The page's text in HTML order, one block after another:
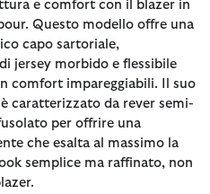
e comfort con il blazer in
Questo modello offre una
capo sartoriale,
jersey morbido e flessibile
comfort impareggiabili. Il suo
caratterizzato da rever semi-
per offrire una
che esalta al massimo la
semplice ma raffinato, non